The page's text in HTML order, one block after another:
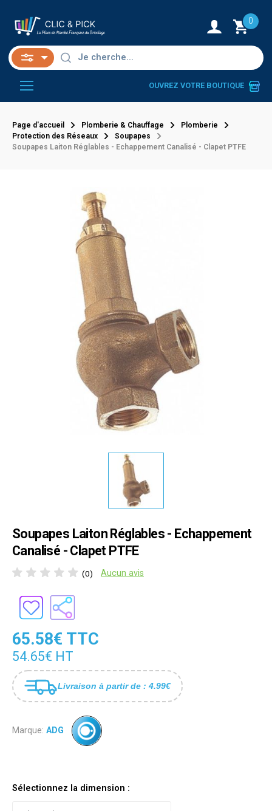
0
OUVREZ VOTRE BOUTIQUE
Page d'accueil Plomberie & Chauffage
Plomberie
Protection des Réseaux
Soupapes
Soupapes Laiton Réglables - Echappement Canalisé - Clapet PTFE
Soupapes Laiton Réglables - Echappement
Canalisé - Clapet PTFE
(0) Aucun avis
65.58€ TTC
54.65€ HT
Livraison à partir de : 4.99€
Marque: ADG
Sélectionnez la dimension :